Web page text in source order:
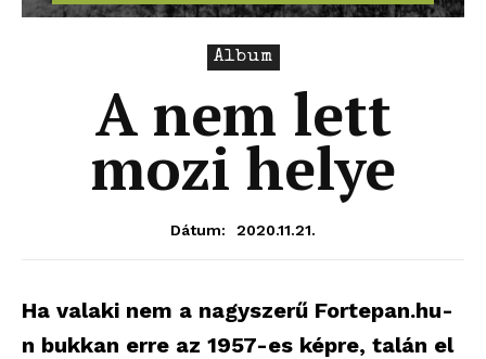
Album
A nem lett
mozi helye
Dátum: 2020.11.21.
Ha valaki nem a nagyszerű Fortepan.hu-
n bukkan erre az 1957-es képre, talán el